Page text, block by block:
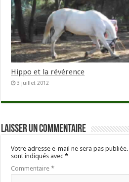
Hippo et la révérence
3 juillet 2012
Laisser un commentaire
Votre adresse e-mail ne sera pas publiée.
sont indiqués avec*
Commentaire*